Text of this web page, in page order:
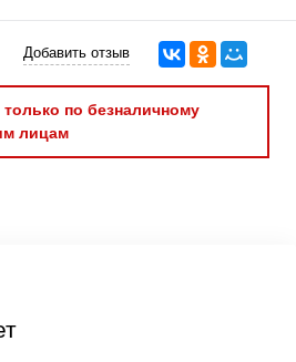
Добавить отзыв
по безналичному
лицам